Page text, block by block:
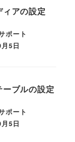
アの設定
ポート
5日
ブルの設定
ポート
5日